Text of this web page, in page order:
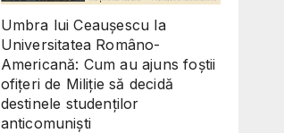
Umbra lui Ceaușescu la
Universitatea Româno-
Americană: Cum au ajuns foștii
ofițeri de Miliție să decidă
destinele studenților
anticomuniști